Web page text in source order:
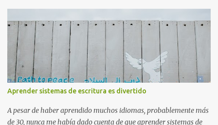
Aprender sistemas de escritura es divertido
A pesar de haber aprendido muchos idiomas, probablemente más
de 30, nunca me había dado cuenta de que aprender sistemas de